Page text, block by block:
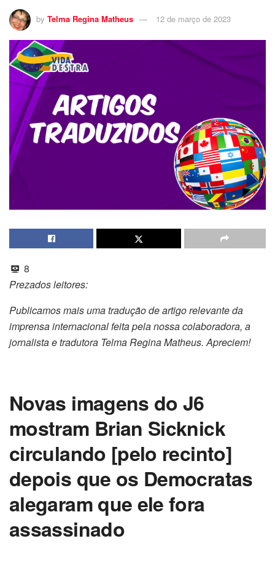
by Telma Regina Matheus 12 de março de 2023
8
Prezados leitores:
Publicamos mais uma tradução de artigo relevante da
imprensa internacional feita pela nossa colaboradora, a
jornalista e tradutora Telma Regina Matheus. Apreciem!
Novas imagens do J6
mostram Brian Sicknick
circulando [pelo recinto]
depois que os Democratas
alegaram que ele fora
assassinado